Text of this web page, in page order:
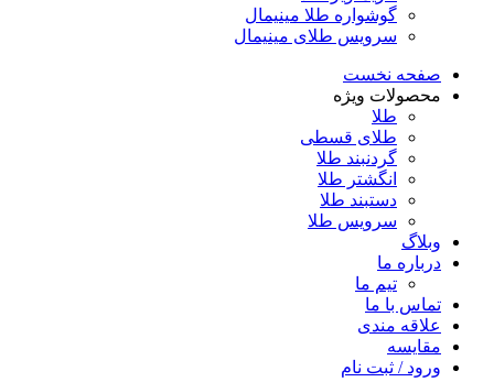
گوشواره طلا مینیمال
سرویس طلای مینیمال
صفحه نخست
محصولات ویژه
طلا
طلای قسطی
گردنبند طلا
انگشتر طلا
دستبند طلا
سرویس طلا
وبلاگ
درباره ما
تیم ما
تماس با ما
علاقه مندی
مقایسه
ورود / ثبت نام